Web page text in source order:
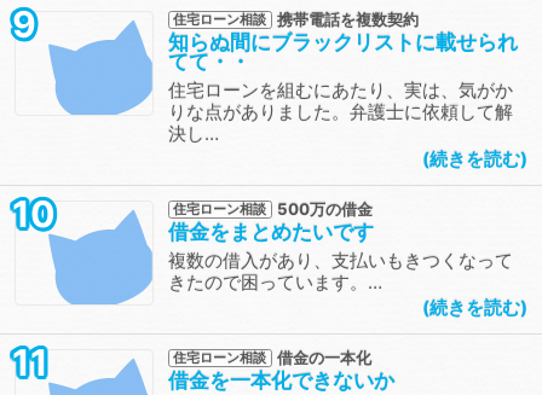
9 住宅ローン相談 携帯電話を複数契約
知らぬ間にブラックリストに載せられ
てて・・
住宅ローンを組むにあたり、実は、気がか
りな点がありました。弁護士に依頼して解
決し…
続きを読む
10 住宅ローン相談 500万の借金
借金をまとめたいです
複数の借入があり、支払いもきつくなって
きたので困っています。…
続きを読む
11 住宅ローン相談 借金の一本化
借金を一本化できないか